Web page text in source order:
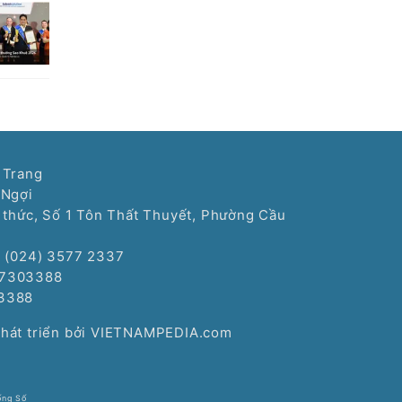
Số 1 Tôn Thất Thuyết, Phường Cầu
3577 2337
triển bởi VIETNAMPEDIA.com
Số